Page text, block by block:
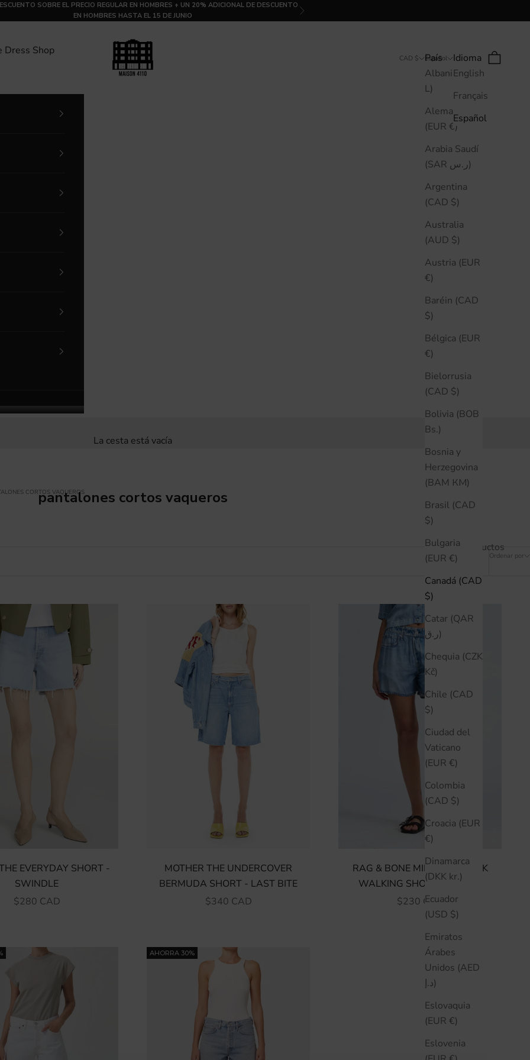
SOBRE EL PRECIO REGULAR EN HOMBRES + UN 20% ADICIONAL DE DESCUENTO
EN HOMBRES HASTA EL 15 DE JUNIO
Siguiente
MAISON 4110
Dress Shop
CAD $
País
Albania (ALL
L)
Alemania
(EUR €)
Arabia Saudí
(SAR ر.س)
Argentina
(CAD $)
Australia
(AUD $)
Austria (EUR
€)
Baréin (CAD
$)
Bélgica (EUR
€)
Bielorrusia
(CAD $)
Bolivia (BOB
Bs.)
Bosnia y
Herzegovina
(BAM КМ)
Brasil (CAD
$)
Bulgaria
(EUR €)
Canadá (CAD
$)
Catar (QAR
ر.ق)
Chequia (CZK
Kč)
Chile (CAD
$)
Ciudad del
Vaticano
(EUR €)
Colombia
(CAD $)
Croacia (EUR
€)
Dinamarca
(DKK kr.)
Ecuador
(USD $)
Emiratos
Árabes
Unidos (AED
د.إ)
Eslovaquia
(EUR €)
Eslovenia
Español
Idioma
English
Français
Español
Buscar
Cesta
La cesta está vacía
CORTOS VAQUEROS
pantalones cortos vaqueros
Ordenar por
7 productos
EVERYDAY SHORT -
SWINDLE
PRECIO DE OFERTA
$280 CAD
MOTHER THE UNDERCOVER
BERMUDA SHORT - LAST BITE
PRECIO DE OFERTA
$340 CAD
RAG & BONE MIRAMAR SLINK
WALKING SHORT - MURAY
PRECIO DE OFERTA
$230 CAD
AHORRA 30%